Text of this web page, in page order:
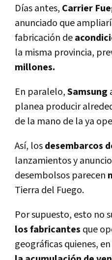
Días antes, Carrier
anunciado que
fabricación de
la misma provincia,
millones.
En paralelo,Samsung
planea producir
de la mano de la ya
Así, losdesembarcos
lanzamientos y
desembolsos parecen
Tierra del Fuego.
Por supuesto, esto no
los fabricantes que
geográficas quienes,